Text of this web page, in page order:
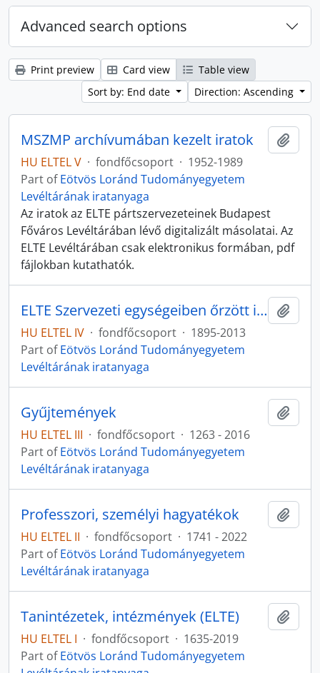
Advanced search options
Print preview Card view
Table view
Sort by: End date
Direction: Ascending
MSZMP archívumában kezelt iratok
HU ELTEL V · fondfőcsoport · 1952-1989
Part ofEötvös Loránd Tudományegyetem
Levéltárának iratanyaga
Az iratok az ELTE pártszervezeteinek Budapest
Főváros Levéltárában lévő digitalizált másolatai. Az
ELTE Levéltárában csak elektronikus formában, pdf
fájlokban kutathatók.
ELTE Szervezeti egységeiben őrzött iratgyűjtemények
HU ELTEL IV · fondfőcsoport · 1895-2013
Part ofEötvös Loránd Tudományegyetem
Levéltárának iratanyaga
Gyűjtemények
HU ELTEL III · fondfőcsoport · 1263 - 2016
Part ofEötvös Loránd Tudományegyetem
Levéltárának iratanyaga
Professzori, személyi hagyatékok
HU ELTEL II · fondfőcsoport · 1741 - 2022
Part ofEötvös Loránd Tudományegyetem
Levéltárának iratanyaga
Tanintézetek, intézmények (ELTE)
HU ELTEL I · fondfőcsoport · 1635-2019
Part ofEötvös Loránd Tudományegyetem